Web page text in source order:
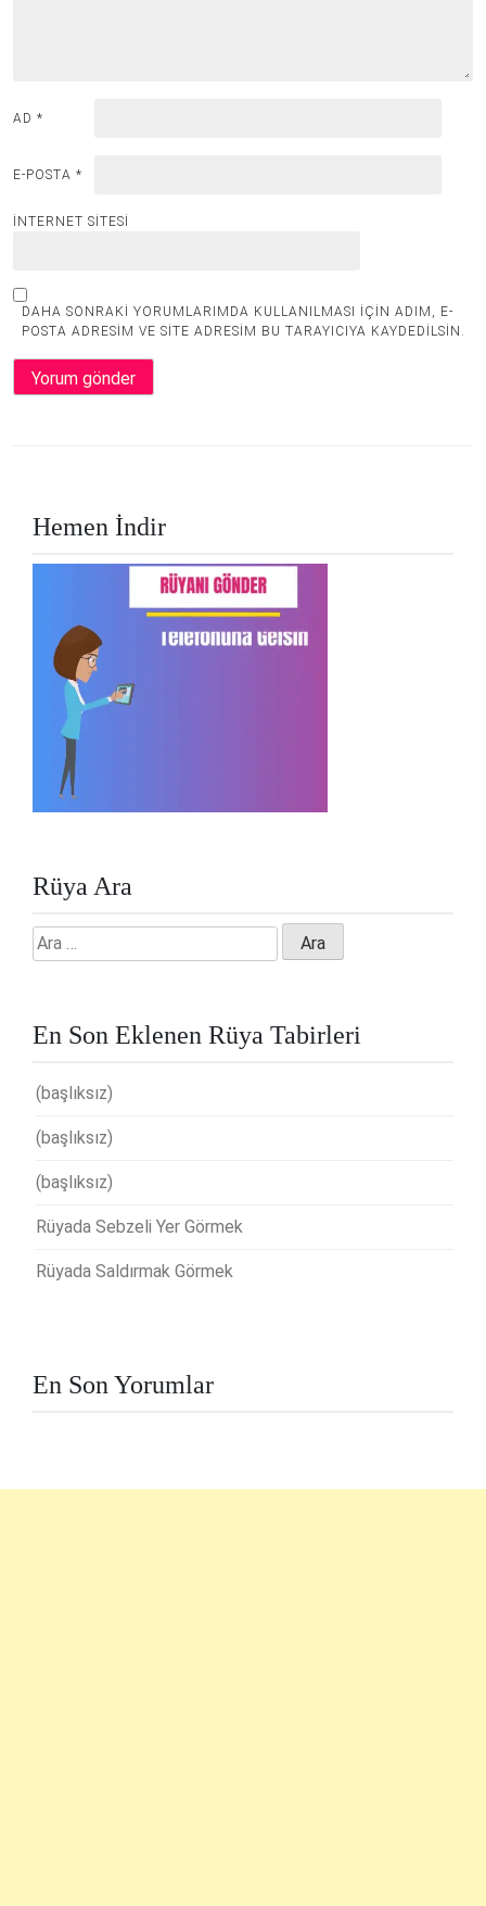
AD *
E-POSTA *
İNTERNET SITESI
DAHA SONRAKI YORUMLARIMDA KULLANILMASI IÇIN ADIM, E-
POSTA ADRESIM VE SITE ADRESIM BU TARAYICIYA KAYDEDILSIN.
Hemen İndir
Rüya Ara
Arama:
En Son Eklenen Rüya Tabirleri
(başlıksız)
(başlıksız)
(başlıksız)
Rüyada Sebzeli Yer Görmek
Rüyada Saldırmak Görmek
En Son Yorumlar